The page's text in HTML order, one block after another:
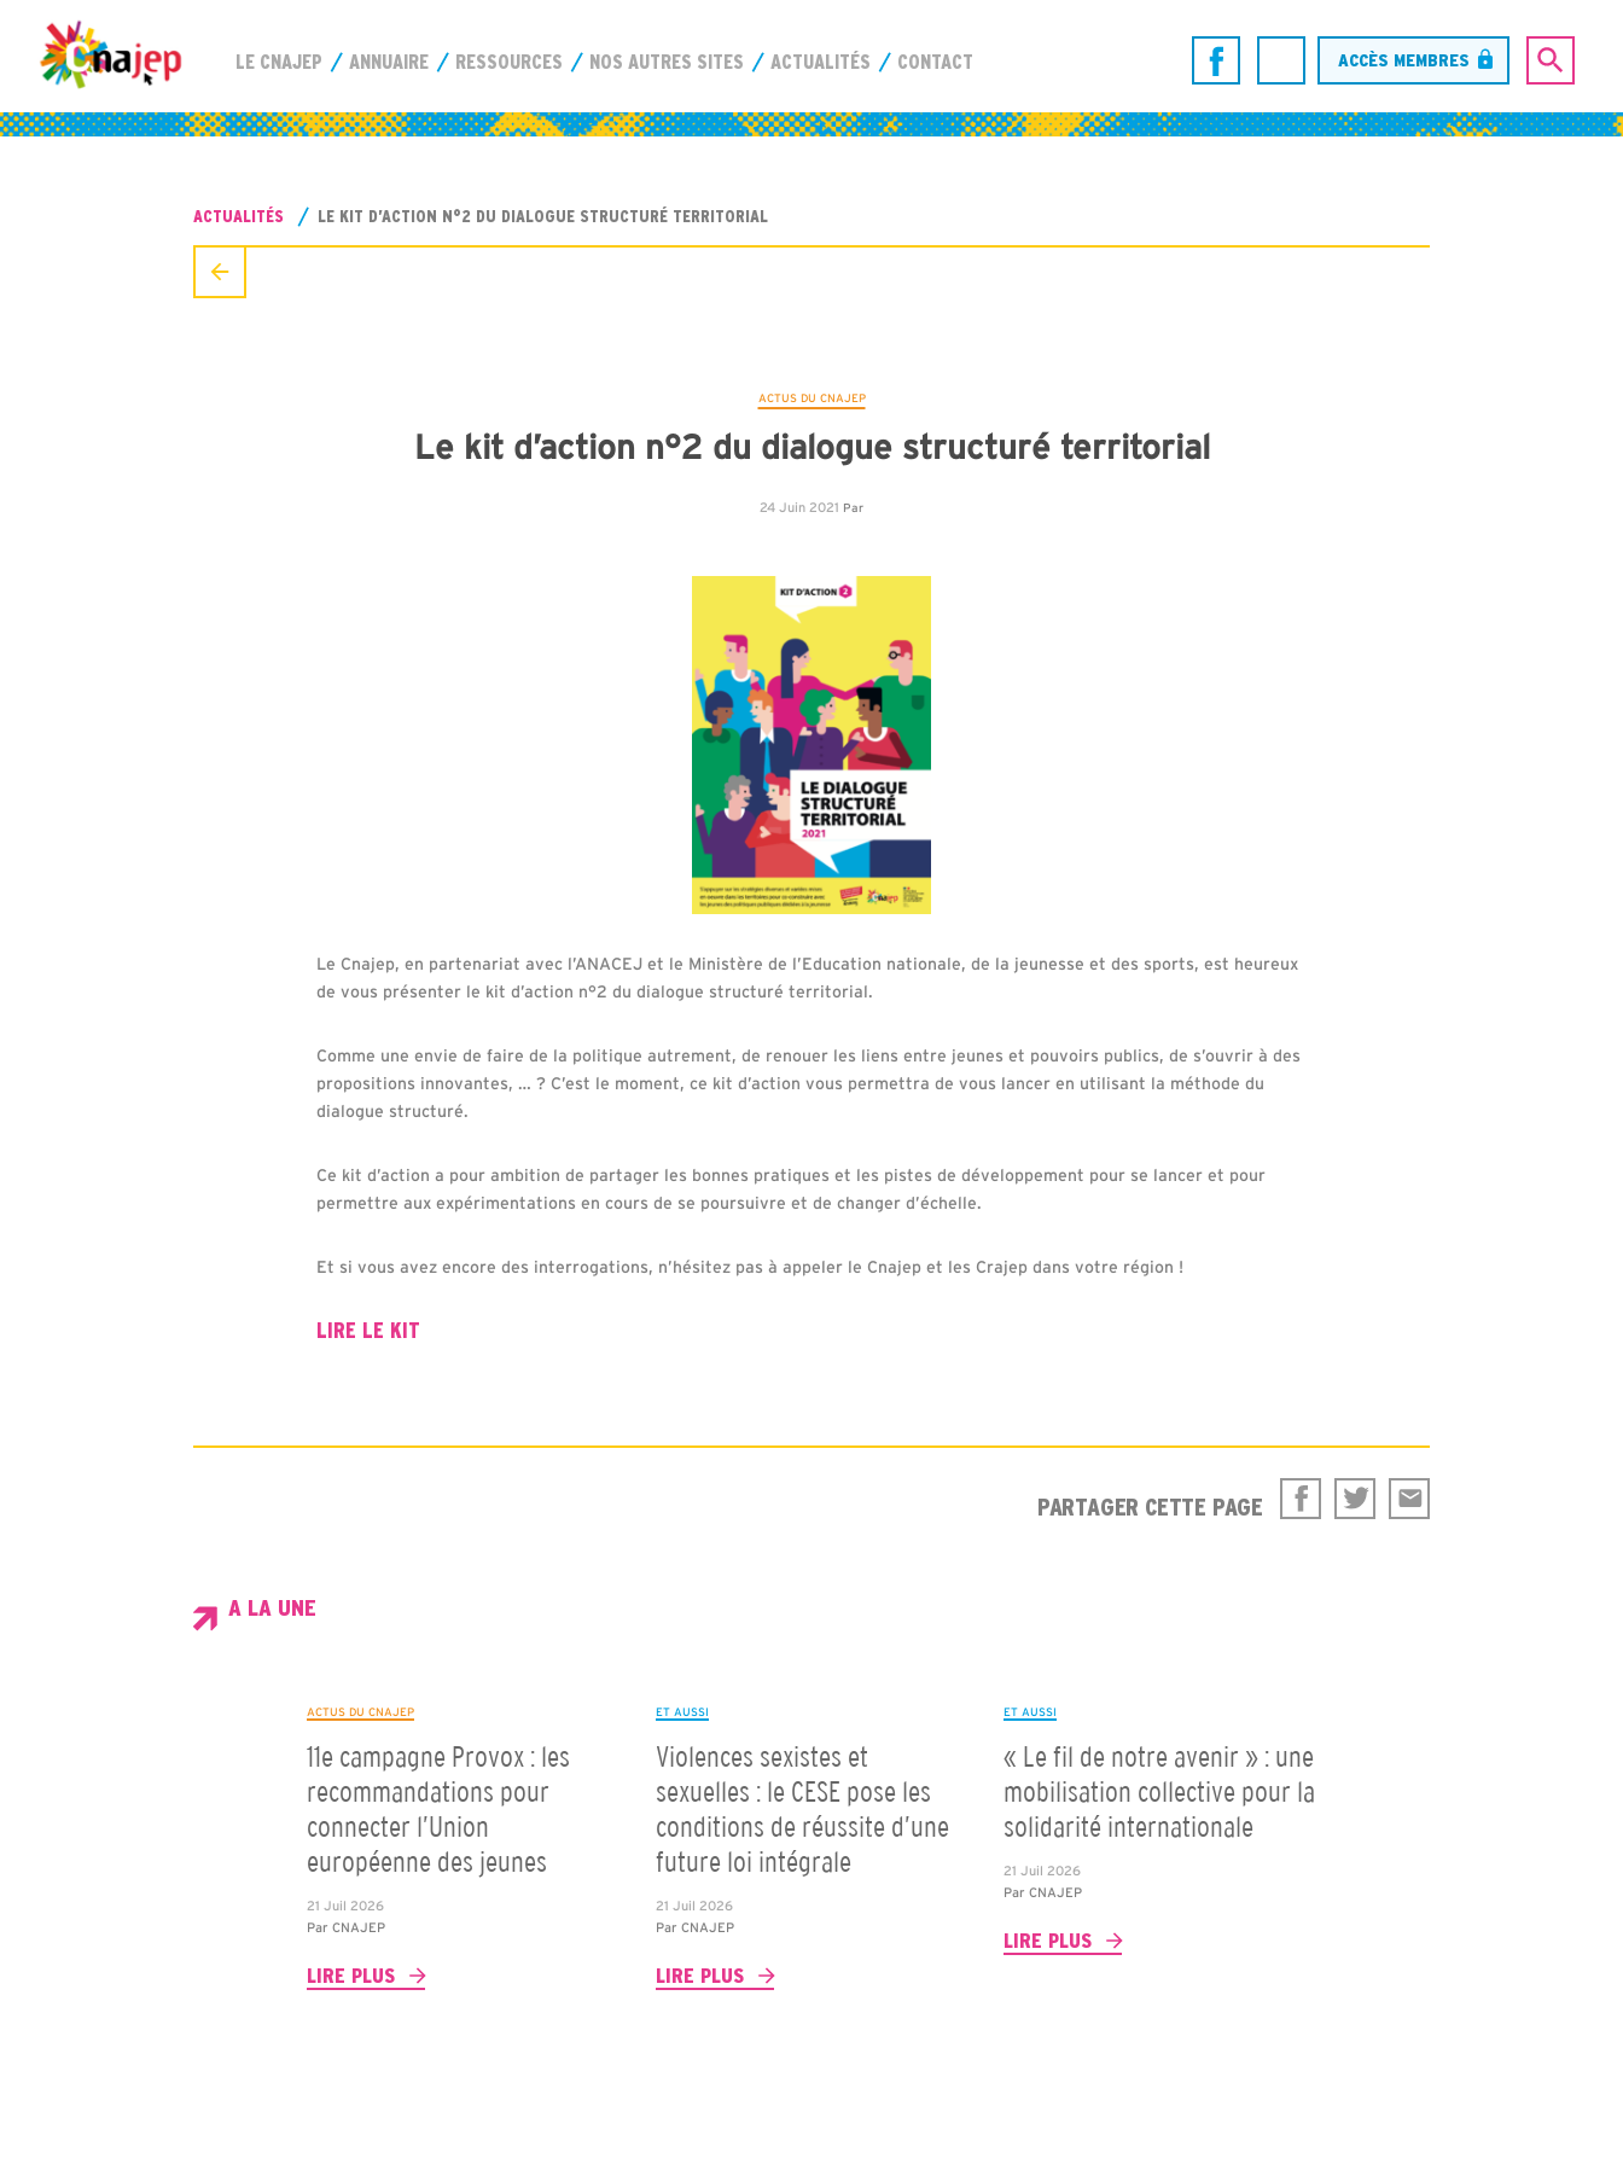
LE CNAJEP ANNUAIRE RESSOURCES NOS AUTRES SITES ACTUALITÉS CONTACT ACCÈS MEMBRES
ACTUALITÉS LE KIT D’ACTION N°2 DU DIALOGUE STRUCTURÉ TERRITORIAL
ACTUS DU CNAJEP
Le kit d’action n°2 du dialogue structuré territorial
24 Juin 2021 Par
Le Cnajep, en partenariat avec l’ANACEJ et le Ministère de l’Education nationale, de la jeunesse et des sports, est heureux
de vous présenter le kit d’action n°2 du dialogue structuré territorial.
Comme une envie de faire de la politique autrement, de renouer les liens entre jeunes et pouvoirs publics, de s’ouvrir à des
propositions innovantes, … ? C’est le moment, ce kit d’action vous permettra de vous lancer en utilisant la méthode du
dialogue structuré.
Ce kit d’action a pour ambition de partager les bonnes pratiques et les pistes de développement pour se lancer et pour
permettre aux expérimentations en cours de se poursuivre et de changer d’échelle.
Et si vous avez encore des interrogations, n’hésitez pas à appeler le Cnajep et les Crajep dans votre région !
LIRE LE KIT
PARTAGER CETTE PAGE
A LA UNE
ACTUS DU CNAJEP
11e campagne Provox : les
recommandations pour
connecter l’Union
européenne des jeunes
21 Juil 2026
ParCNAJEP
LIRE PLUS
ET AUSSI
Violences sexistes et
sexuelles : le CESE pose les
conditions de réussite d’une
future loi intégrale
21 Juil 2026
Par CNAJEP
LIRE PLUS
ET AUSSI
« Le fil de notre avenir » : une
mobilisation collective pour la
solidarité internationale
21 Juil 2026
ParCNAJEP
LIRE PLUS